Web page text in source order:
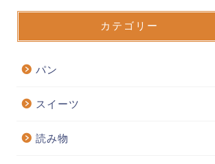
カテゴリー
パン
スイーツ
読み物